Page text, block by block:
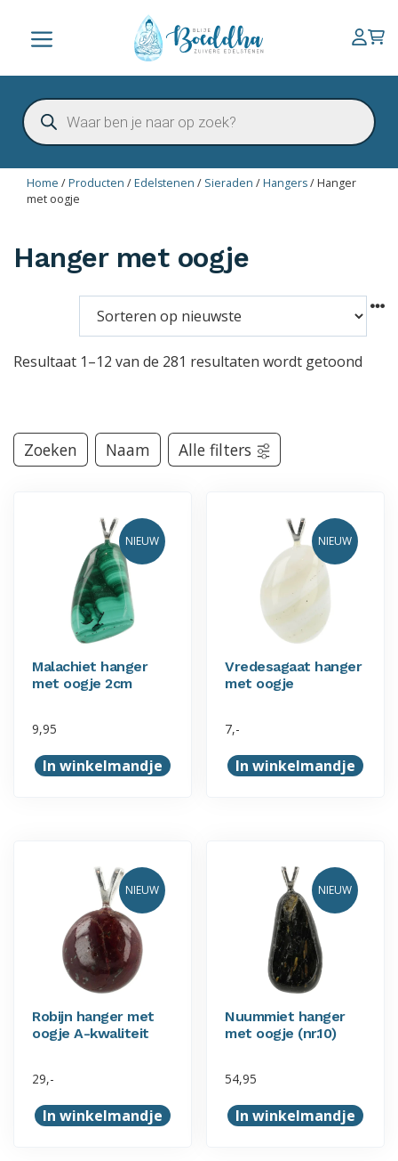
inhoud
Menu
Producten
zoeken
Home /Producten /Edelstenen / Sieraden /Hangers/ Hanger
met oogje
Hanger met oogje
Resultaat 1–12 van de 281 resultaten wordt getoond
Zoeken Naam Alle filters
NIEUW
Malachiet hanger
met oogje 2cm
9,95
In winkelmandje
NIEUW
Vredesagaat hanger
met oogje
7,-
In winkelmandje
NIEUW
Robijn hanger met
oogje A-kwaliteit
29,-
In winkelmandje
NIEUW
Nuummiet hanger
met oogje (nr.10)
54,95
In winkelmandje